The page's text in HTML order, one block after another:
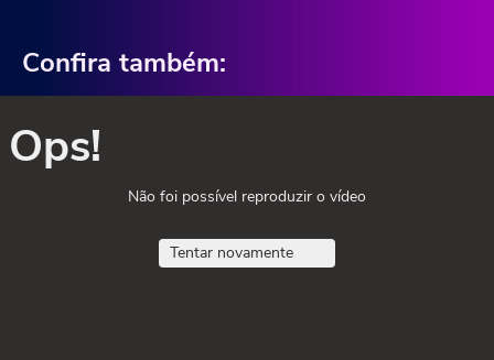
Confira também:
Ops!
Não foi possível reproduzir o vídeo
Tentar novamente